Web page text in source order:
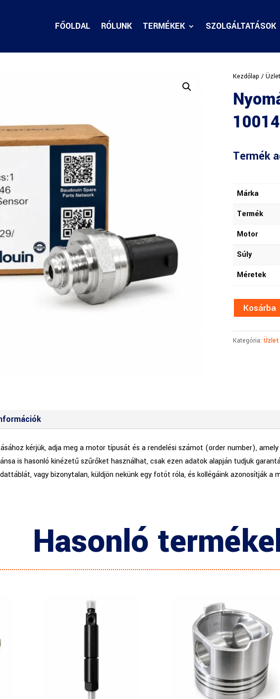
FŐOLDAL RÓLUNK TERMÉKEK SZOLGÁLTATÁSOK
Kezdőlap / Üzlet
Termék
Márka
Termék
Motor
Súly
Méretek
Kosárba
Kategória: Üzlet
kérjük, adja meg a motor típusát és a rendelési számot (order number),
is hasonló kinézetű szűrőket használhat, csak ezen adatok alapján tudjuk
vagy bizonytalan, küldjön nekünk egy fotót róla, és kollégáink azonosítják a
Hasonló